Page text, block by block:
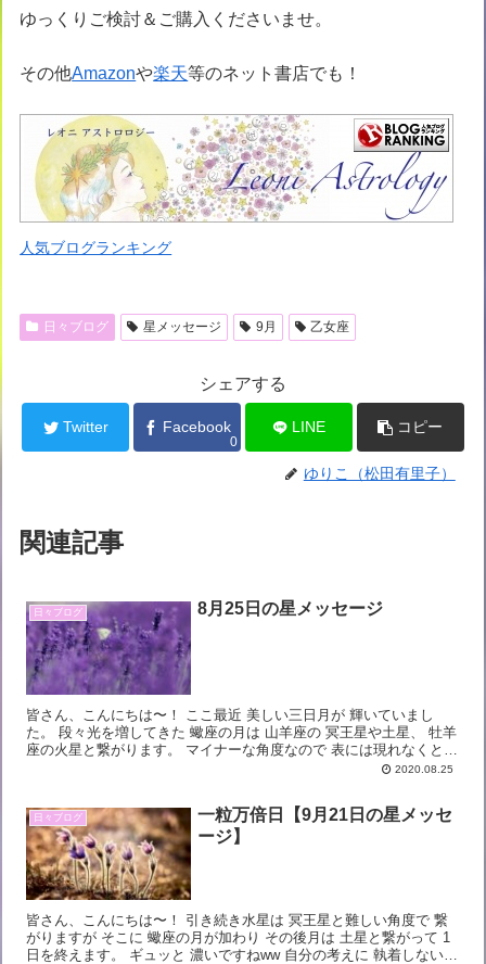
ゆっくりご検討＆ご購入くださいませ。
その他Amazonや楽天等のネット書店でも！
人気ブログランキング
日々ブログ 星メッセージ 9月 乙女座
シェアする
Twitter Facebook
0
LINE コピー
ゆりこ（松田有里子）
関連記事
日々ブログ 8月25日の星メッセージ
皆さん、こんにちは〜！ ここ最近 美しい三日月が 輝いていまし
た。 段々光を増してきた 蠍座の月は 山羊座の 冥王星や土星、 牡羊
座の火星と繋がります。 マイナーな角度なので 表には現れなくとも
2020.08.25
日々ブログ
一粒万倍日【9月21日の星メッセ
ージ】
皆さん、こんにちは〜！ 引き続き水星は 冥王星と難しい角度で 繋
がりますが そこに 蠍座の月が加わり その後月は 土星と繋がって 1
日を終えます。 ギュッと 濃いですねww 自分の考えに 執着しないよ